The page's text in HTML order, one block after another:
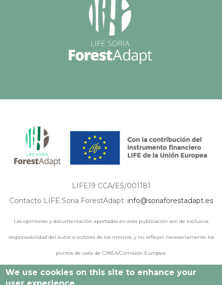
LIFE19 CCA/ES/001181
Contacto LIFE Soria ForestAdapt: info@soriaforestadapt.es
Las opiniones y documentación aportadas en esta publicación son de exclusiva
responsabilidad del autor o autores de los mismos, y no reflejan necesariamente los
puntos de vista de CINEA/Comisión Europea.
We use cookies on this site to enhance your